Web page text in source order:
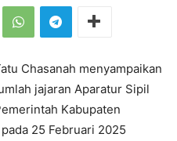
Chasanah menyampaikan
jajaran Aparatur Sipil
Kabupaten
25 Februari 2025